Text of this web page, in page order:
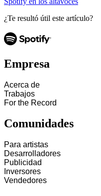
¿Te resultó útil este artículo?
Empresa
Acerca de
Trabajos
For the Record
Comunidades
Para artistas
Desarrolladores
Publicidad
Inversores
Vendedores